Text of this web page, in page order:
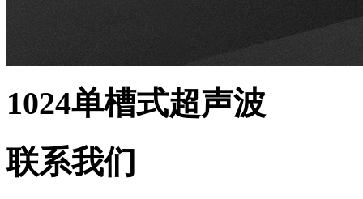
1024单槽式超声波
联系我们